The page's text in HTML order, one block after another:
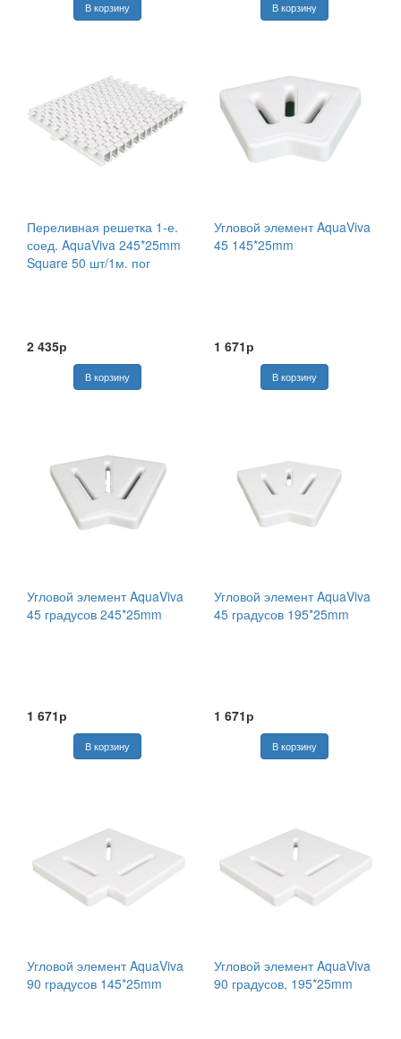
Переливная решетка 1-е.
соед. AquaViva 245*25mm
Square 50 шт/1м. пог
2 435р
Угловой элемент AquaViva
45 145*25mm
1 671р
Угловой элемент AquaViva
45 градусов 245*25mm
1 671р
Угловой элемент AquaViva
45 градусов 195*25mm
1 671р
Угловой элемент AquaViva
90 градусов 145*25mm
Угловой элемент AquaViva
90 градусов, 195*25mm